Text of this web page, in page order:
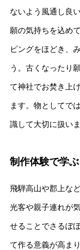
ないよう風通し良
願の気持ちを込め
ピングをほどき、
う。古くなったり
て神社でお焚き上
ます。物としてで
識して大切に扱い
制作体験で学
飛騨高山や郡上な
光客や親子連れが
せることでさるぼ
て作る意義が高ま